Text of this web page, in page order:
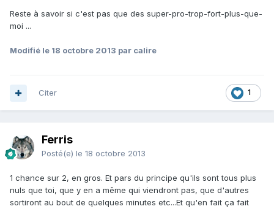
Reste à savoir si c'est pas que des super-pro-trop-fort-plus-que-
moi ...
Modifié le 18 octobre 2013 par calire
1
Citer
Ferris
Posté(e) le 18 octobre 2013
1 chance sur 2, en gros. Et pars du principe qu'ils sont tous plus
nuls que toi, que y en a même qui viendront pas, que d'autres
sortiront au bout de quelques minutes etc...Et qu'en fait ça fait